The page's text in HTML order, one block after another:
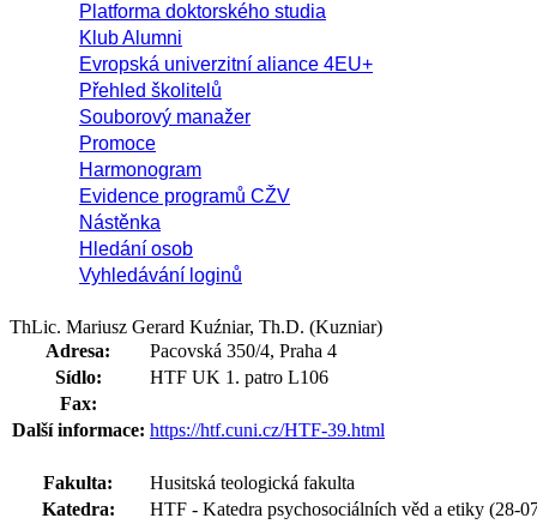
Platforma doktorského studia
Klub Alumni
Evropská univerzitní aliance 4EU+
Přehled školitelů
Souborový manažer
Promoce
Harmonogram
Evidence programů CŽV
Nástěnka
Hledání osob
Vyhledávání loginů
ThLic. Mariusz Gerard Kuźniar, Th.D. (Kuzniar)
Adresa:
Pacovská 350/4, Praha 4
Sídlo:
HTF UK 1. patro L106
Fax:
Další informace: https://htf.cuni.cz/HTF-39.html
Fakulta:
Husitská teologická fakulta
Katedra:
HTF - Katedra psychosociálních věd a etiky (28-